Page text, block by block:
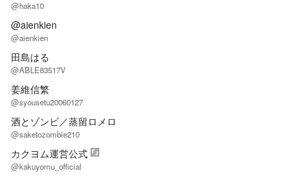
@haka10
@aienkien
@aienkien
田島はる
@ABLE83517V
姜維信繁
@syousetu20060127
酒とゾンビ／蒸留ロメロ
@saketozombie210
カクヨム運営公式
@kakuyomu_official